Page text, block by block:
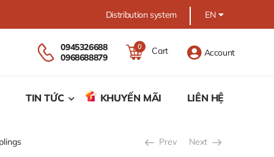
Distribution system EN
0945326688
0968688879
0 Cart Account
TIN TỨC KHUYẾN MÃI LIÊN HỆ
Prev Next